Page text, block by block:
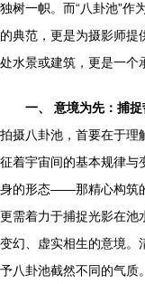
独树一帜。而“八卦池”作
的典范，更是为摄影师提
处水景或建筑，更是一个
一、 意境为先：捕
拍摄八卦池，首要在于理
征着宇宙间的基本规律与
身的形态——那精心构筑
更需着力于捕捉光影在池
变幻、虚实相生的意境。
予八卦池截然不同的气质